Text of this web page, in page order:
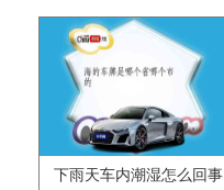
下雨天车内潮湿怎么回事